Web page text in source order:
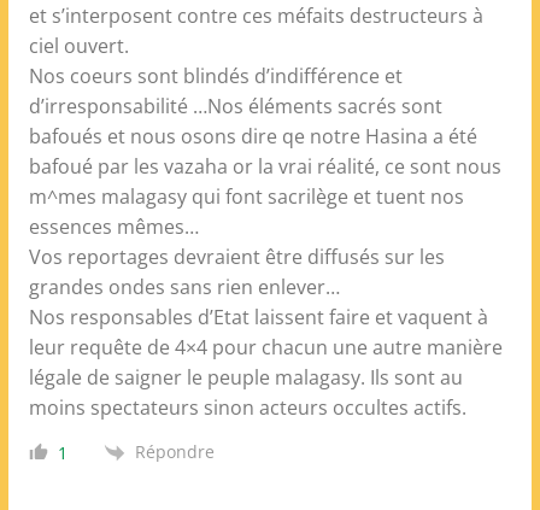
et s’interposent contre ces méfaits destructeurs à
ciel ouvert.
Nos coeurs sont blindés d’indifférence et
d’irresponsabilité …Nos éléments sacrés sont
bafoués et nous osons dire qe notre Hasina a été
bafoué par les vazaha or la vrai réalité, ce sont nous
m^mes malagasy qui font sacrilège et tuent nos
essences mêmes…
Vos reportages devraient être diffusés sur les
grandes ondes sans rien enlever…
Nos responsables d’Etat laissent faire et vaquent à
leur requête de 4×4 pour chacun une autre manière
légale de saigner le peuple malagasy. Ils sont au
moins spectateurs sinon acteurs occultes actifs.
1 Répondre